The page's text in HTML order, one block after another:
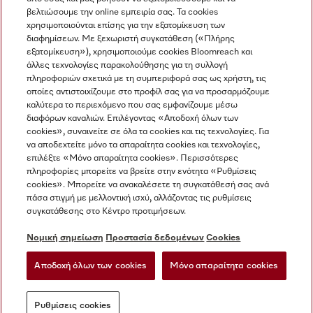
Η εταιρεία μας
Όροι και Προϋποθέσεις
Προστασία δεδομένων
Όροι Χρήσης
Δήλωση Προσβασιμότητας
Νόμος για τις ψηφιακές υπηρεσίες
Ρυθμίσεις cookies
Miele στο Instagram
Miele στο Facebook
Miele στο Youtube
βελτιώσουμε την online εμπειρία σας. Τα cookies
χρησιμοποιούνται επίσης για την εξατομίκευση των
διαφημίσεων. Με ξεχωριστή συγκατάθεση («Πλήρης
εξατομίκευση»), χρησιμοποιούμε cookies Bloomreach και
άλλες τεχνολογίες παρακολούθησης για τη συλλογή
πληροφοριών σχετικά με τη συμπεριφορά σας ως χρήστη, τις
οποίες αντιστοιχίζουμε στο προφίλ σας για να προσαρμόζουμε
καλύτερα το περιεχόμενο που σας εμφανίζουμε μέσω
διαφόρων καναλιών. Επιλέγοντας «Αποδοχή όλων των
cookies», συναινείτε σε όλα τα cookies και τις τεχνολογίες. Για
να αποδεχτείτε μόνο τα απαραίτητα cookies και τεχνολογίες,
επιλέξτε «Μόνο απαραίτητα cookies». Περισσότερες
πληροφορίες μπορείτε να βρείτε στην ενότητα «Ρυθμίσεις
cookies». Μπορείτε να ανακαλέσετε τη συγκατάθεσή σας ανά
πάσα στιγμή με μελλοντική ισχύ, αλλάζοντας τις ρυθμίσεις
συγκατάθεσης στο Κέντρο προτιμήσεων.
Νομική σημείωση Προστασία δεδομένων Cookies
Αποδοχή όλων των cookies Μόνο απαραίτητα cookies
Ρυθμίσεις cookies